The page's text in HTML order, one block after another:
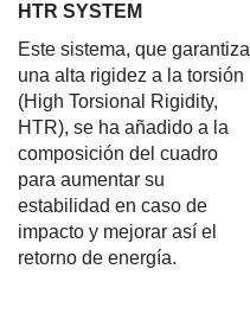
HTR SYSTEM
Este sistema, que garantiza
una alta rigidez a la torsión
(High Torsional Rigidity,
HTR), se ha añadido a la
composición del cuadro
para aumentar su
estabilidad en caso de
impacto y mejorar así el
retorno de energía.